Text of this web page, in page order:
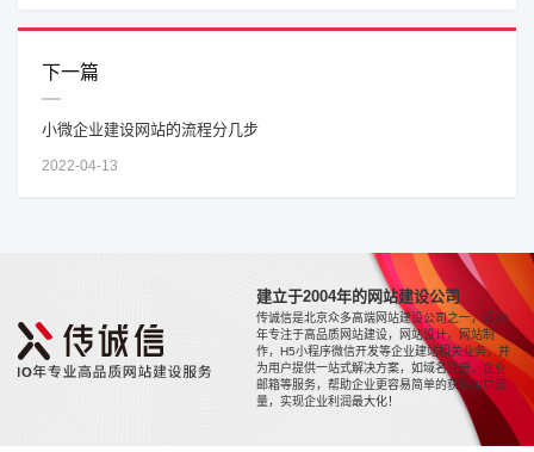
下一篇
小微企业建设网站的流程分几步
2022-04-13
建立于2004年的网站建设公司
传诚信是北京众多高端网站建设公司之一，近20
年专注于高品质网站建设，网站设计，网站制
作，H5小程序微信开发等企业建站相关业务，并
为用户提供一站式解决方案，如域名注册，企业
邮箱等服务，帮助企业更容易简单的获取用户流
量，实现企业利润最大化！